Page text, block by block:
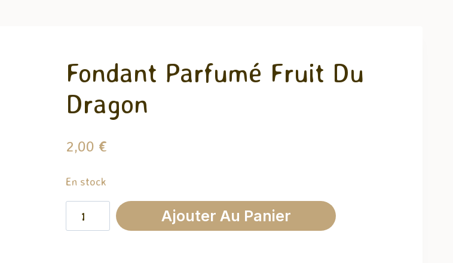
Fondant Parfumé Fruit Du
Dragon
2,00 €
En stock
quantité
de
Ajouter Au Panier